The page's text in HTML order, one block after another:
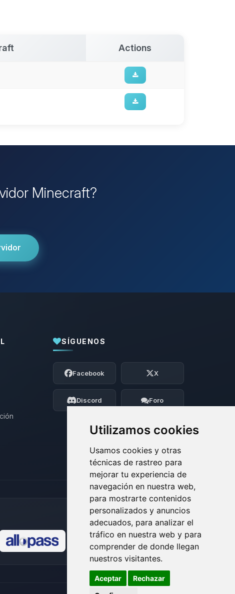
Utilizamos cookies
Usamos cookies y otras
técnicas de rastreo para
mejorar tu experiencia de
navegación en nuestra web,
para mostrarte contenidos
personalizados y anuncios
adecuados, para analizar el
tráfico en nuestra web y para
comprender de donde llegan
nuestros visitantes.
Aceptar
Rechazar
Actions
Minecraft?
SÍGUENOS
Facebook X
Discord Foro
Yupi, por fin alguien con quien hablar!
Soy Choupy, tu pequeno asistente de
BoxToPlay. Cuentame que necesitas y
moveré mis pequenos circuitos para
ayudarte.
06/08/2026 00:04